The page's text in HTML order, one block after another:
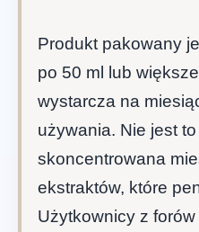
Produkt pakowany
po 50 ml lub
wystarcza na
używania. Nie jest
skoncentrowana
ekstraktów, które
Użytkownicy z